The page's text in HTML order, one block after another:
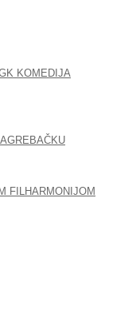
KOMEDIJA
FILHARMONIJOM